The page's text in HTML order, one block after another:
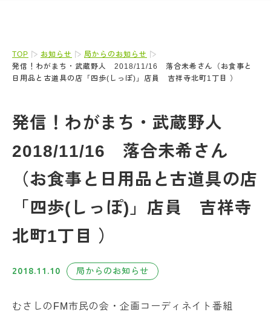
TOP お知らせ
局からのお知らせ
発信！わがまち・武蔵野人 2018/11/16 落合未希さん（お食事と
日用品と古道具の店「四歩(しっぽ)」店員 吉祥寺北町1丁目 ）
発信！わがまち・武蔵野人
2018/11/16 落合未希さん
（お食事と日用品と古道具の店
「四歩(しっぽ)」店員 吉祥寺
北町1丁目 ）
2018.11.10 局からのお知らせ
むさしのFM市民の会・企画コーディネイト番組